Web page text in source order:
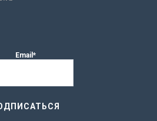
Email*